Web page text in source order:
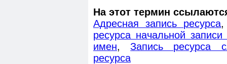
На этот термин
Адресная запись ресурса
ресурса начальной записи
имен,Запись ресурса
ресурса